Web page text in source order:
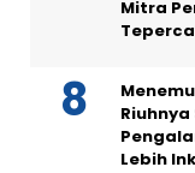
Mitra
Lebih